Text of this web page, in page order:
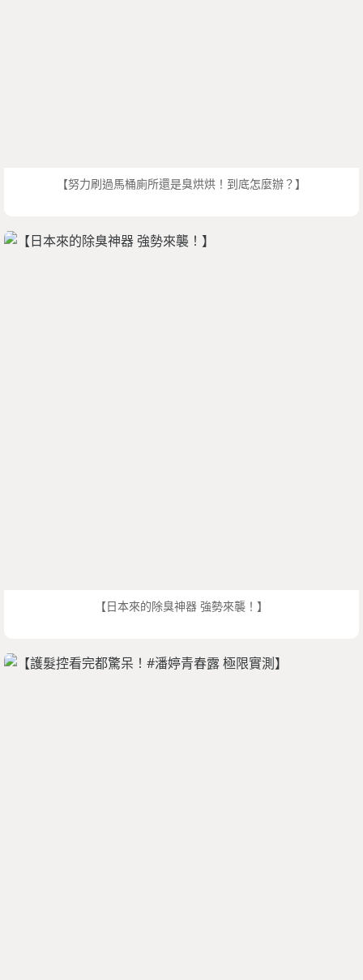
【努力刷過馬桶廁所還是臭烘烘！到底怎麼辦？】
【日本來的除臭神器 強勢來襲！】